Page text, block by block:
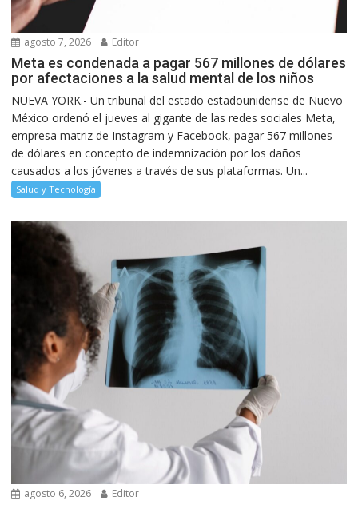
agosto 7, 2026 Editor
Meta es condenada a pagar 567 millones de dólares
por afectaciones a la salud mental de los niños
NUEVA YORK.- Un tribunal del estado estadounidense de Nuevo
México ordenó el jueves al gigante de las redes sociales Meta,
empresa matriz de Instagram y Facebook, pagar 567 millones
de dólares en concepto de indemnización por los daños
causados a los jóvenes a través de sus plataformas. Un...
Salud y Tecnología
agosto 6, 2026 Editor